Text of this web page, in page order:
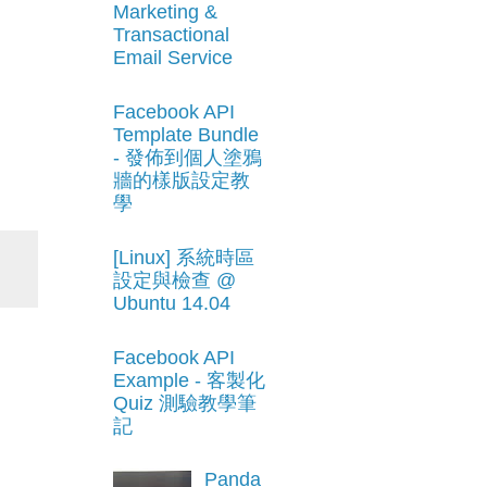
Marketing &
Transactional
Email Service
Facebook API
Template Bundle
- 發佈到個人塗鴉
牆的樣版設定教
學
[Linux] 系統時區
設定與檢查 @
Ubuntu 14.04
Facebook API
Example - 客製化
Quiz 測驗教學筆
記
Panda